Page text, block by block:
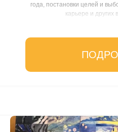
года, постановки целей и
карьере и